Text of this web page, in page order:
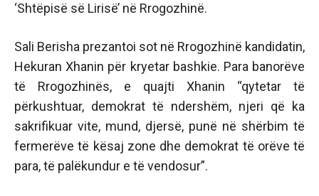
‘Shtëpisë së Lirisë’ në Rrogozhinë.
Sali Berisha prezantoi sot në Rrogozhinë kandidatin,
Hekuran Xhanin për kryetar bashkie. Para banorëve
të Rrogozhinës, e quajti Xhanin “qytetar të
përkushtuar, demokrat të ndershëm, njeri që ka
sakrifikuar vite, mund, djersë, punë në shërbim të
fermerëve të kësaj zone dhe demokrat të orëve të
para, të palëkundur e të vendosur”.